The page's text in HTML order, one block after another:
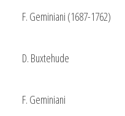
F. Geminiani (1687-1762)
D. Buxtehude
F. Geminiani